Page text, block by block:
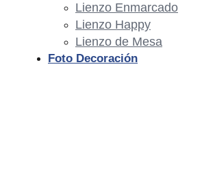
Lienzo Enmarcado
Lienzo Happy
Lienzo de Mesa
Foto Decoración